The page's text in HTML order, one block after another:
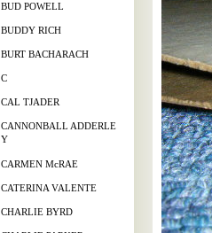
BUD POWELL
BUDDY RICH
BURT BACHARACH
C
CAL TJADER
CANNONBALL ADDERLE
Y
CARMEN McRAE
CATERINA VALENTE
CHARLIE BYRD